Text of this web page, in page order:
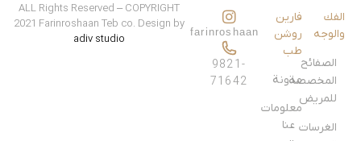
الفك
والوجه
المخصصة
للمريض
فارين
روشن
طب
مدونة
معلومات
عنا
farinroshaan
9821-
71642
ALL Rights Reserved – COPYRIGHT
2021 Farinroshaan Teb co. Design by
adiv studio